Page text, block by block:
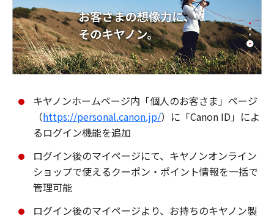
キヤノンホームページ内「個人のお客さま」ページ
（https://personal.canon.jp/）に「Canon ID」によ
るログイン機能を追加
ログイン後のマイページにて、キヤノンオンライン
ショップで使えるクーポン・ポイント情報を一括で
管理可能
ログイン後のマイページより、お持ちのキヤノン製